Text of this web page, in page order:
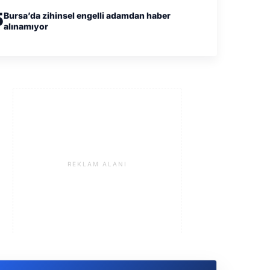
Bursa’da zihinsel engelli adamdan haber
alınamıyor
REKLAM ALANI